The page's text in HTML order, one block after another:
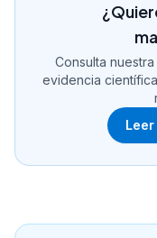
Consulta
evidencia